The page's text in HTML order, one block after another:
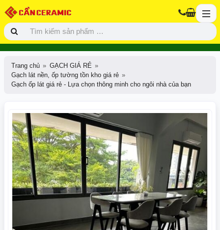
Trang chủ
GẠCH GIÁ RẺ
Gạch lát nền, ốp tường tồn kho giá rẻ
Gạch ốp lát giá rẻ - Lựa chọn thông minh cho ngôi nhà của bạn